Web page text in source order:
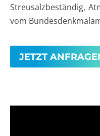
Streusalzbeständig,
vom
JETZT